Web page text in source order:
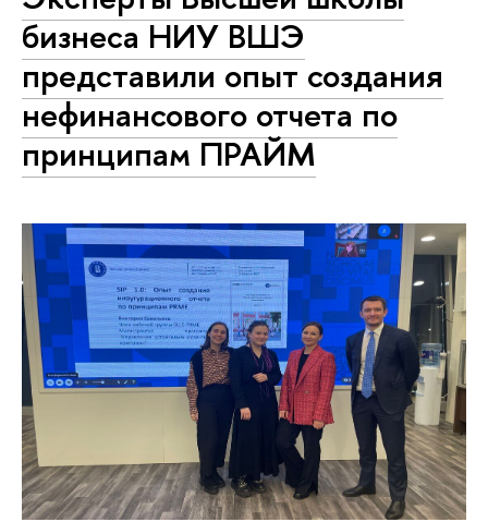
бизнеса НИУ ВШЭ
представили опыт создания
нефинансового отчета по
принципам ПРАЙМ